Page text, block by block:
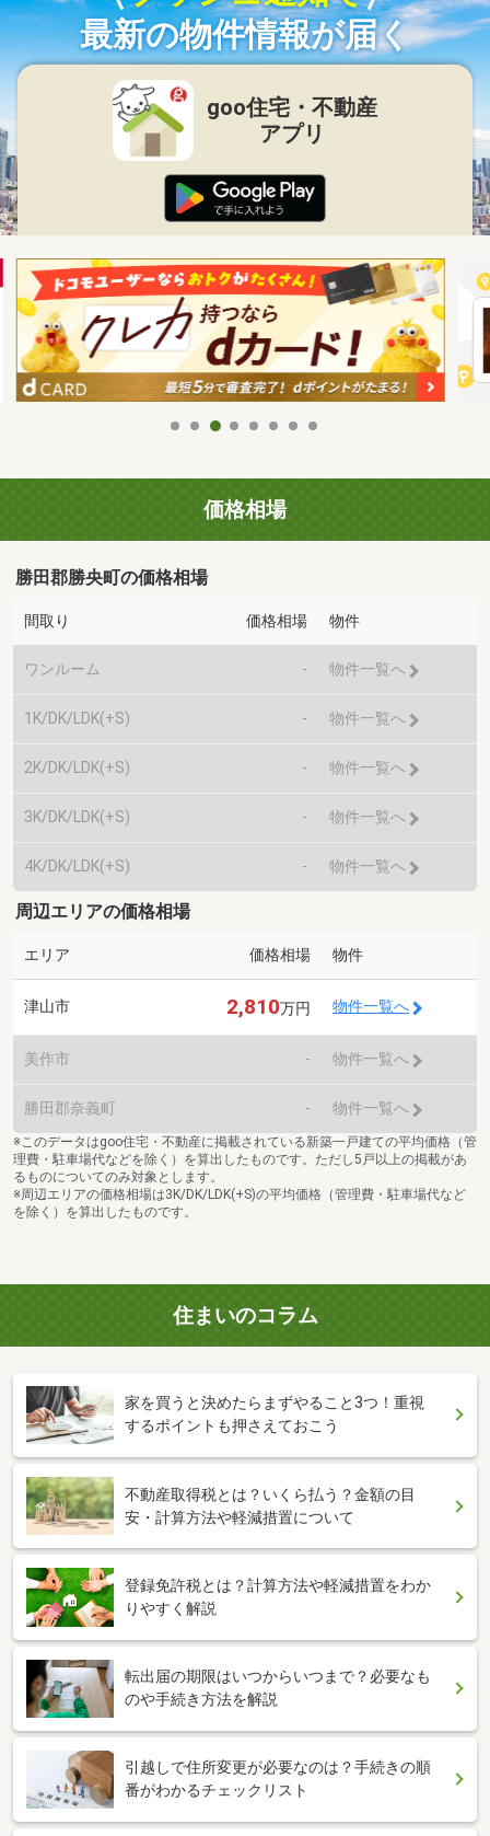
最新の物件情報が届く
goo住宅・不動産
アプリ
価格相場
勝田郡勝央町の価格相場
間取り 価格相場 物件
ワンルーム - 物件一覧へ
1K/DK/LDK(+S) - 物件一覧へ
2K/DK/LDK(+S) - 物件一覧へ
3K/DK/LDK(+S) - 物件一覧へ
4K/DK/LDK(+S) - 物件一覧へ
周辺エリアの価格相場
エリア 価格相場 物件
津山市 2,810万円 物件一覧へ
美作市 - 物件一覧へ
勝田郡奈義町 - 物件一覧へ
※このデータはgoo住宅・不動産に掲載されている新築一戸建ての平均価格（管
理費・駐車場代などを除く）を算出したものです。ただし5戸以上の掲載があ
るものについてのみ対象とします。
※周辺エリアの価格相場は3K/DK/LDK(+S)の平均価格（管理費・駐車場代など
を除く）を算出したものです。
住まいのコラム
家を買うと決めたらまずやること3つ！重視
するポイントも押さえておこう
不動産取得税とは？いくら払う？金額の目
安・計算方法や軽減措置について
登録免許税とは？計算方法や軽減措置をわか
りやすく解説
転出届の期限はいつからいつまで？必要なも
のや手続き方法を解説
引越しで住所変更が必要なのは？手続きの順
番がわかるチェックリスト